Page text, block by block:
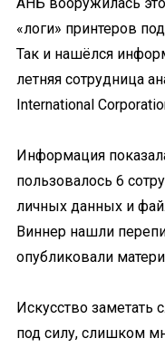
«логи» принтеров
Так и нашёлся
летняя сотрудница
International
Информация
пользовалось 6
личных данных и
Виннер нашли
опубликовали
Искусство заметать
под силу, слишком